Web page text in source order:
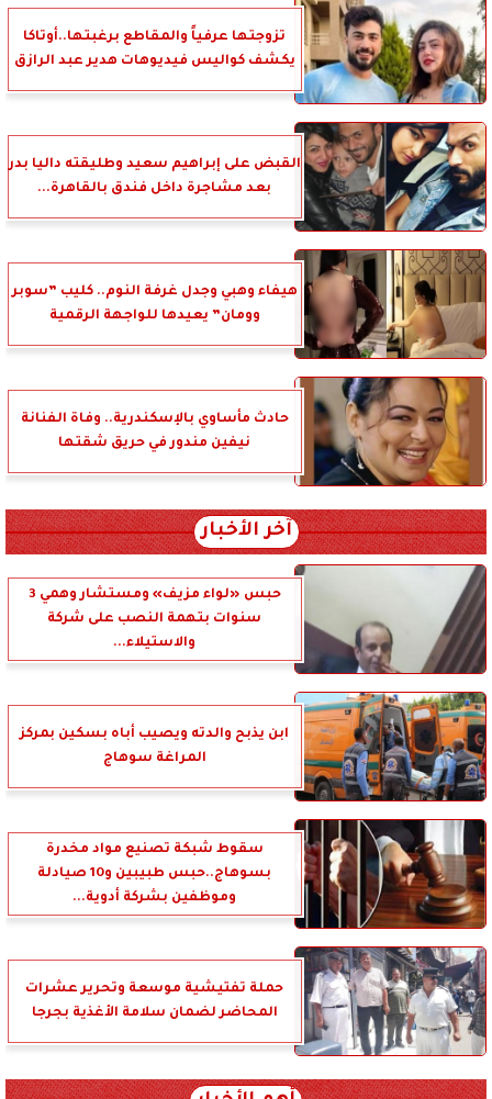
تزوجتها عرفياً والمقاطع برغبتها..أوتاكا
يكشف كواليس فيديوهات هدير عبد الرازق
القبض على إبراهيم سعيد وطليقته داليا بدر
بعد مشاجرة داخل فندق بالقاهرة...
هيفاء وهبي وجدل غرفة النوم.. كليب ”سوبر
وومان” يعيدها للواجهة الرقمية
حادث مأساوي بالإسكندرية.. وفاة الفنانة
نيفين مندور في حريق شقتها
آخر الأخبار
حبس «لواء مزيف» ومستشار وهمي 3
سنوات بتهمة النصب على شركة
والاستيلاء...
ابن يذبح والدته ويصيب أباه بسكين بمركز
المراغة سوهاج
سقوط شبكة تصنيع مواد مخدرة
بسوهاج..حبس طبيبين و10 صيادلة
وموظفين بشركة أدوية...
حملة تفتيشية موسعة وتحرير عشرات
المحاضر لضمان سلامة الأغذية بجرجا